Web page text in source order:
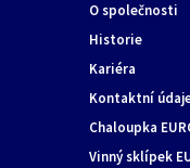
O společnosti
Historie
Kariéra
Kontaktní
Chaloupka
Vinný sklípek